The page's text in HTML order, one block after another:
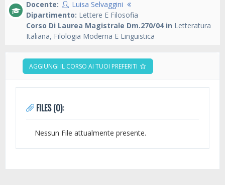
Docente:
Luisa Selvaggini
Dipartimento: Lettere E Filosofia
Corso Di Laurea Magistrale Dm.270/04 in Letteratura
Italiana, Filologia Moderna E Linguistica
AGGIUNGI IL CORSO AI TUOI PREFERITI
FILES (0):
Nessun File attualmente presente.